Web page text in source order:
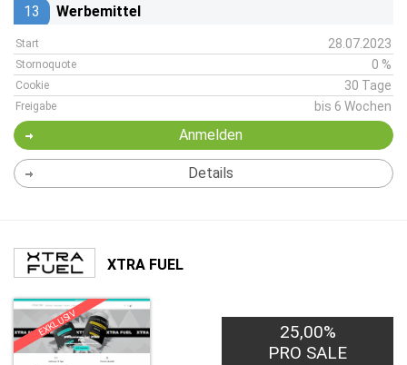
13 Werbemittel
Start 28.07.2023
Stornoquote 0 %
Cookie 30 Tage
Freigabe bis 6 Wochen
Anmelden
Details
XTRA FUEL
EXKLUSIV
25,00%
PRO SALE